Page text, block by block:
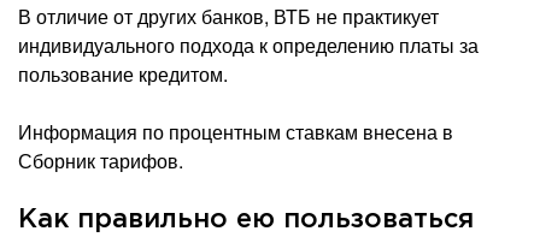
В отличие от других банков, ВТБ не практикует
индивидуального подхода к определению платы за
пользование кредитом.
Информация по процентным ставкам внесена в
Сборник тарифов.
Как правильно ею пользоваться